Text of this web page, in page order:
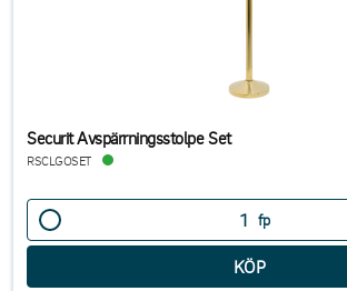
Securit Avspärrningsstolpe Set
RSCLGOSET
fp